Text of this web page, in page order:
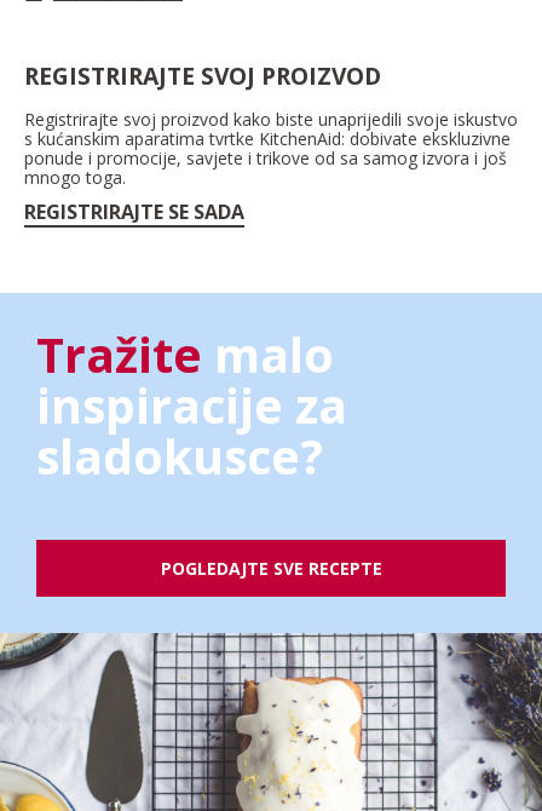
REGISTRIRAJTE SVOJ PROIZVOD
Registrirajte svoj proizvod kako biste unaprijedili svoje iskustvo
s kućanskim aparatima tvrtke KitchenAid: dobivate ekskluzivne
ponude i promocije, savjete i trikove od sa samog izvora i još
mnogo toga.
REGISTRIRAJTE SE SADA
Tražite malo
inspiracije za
sladokusce?
POGLEDAJTE SVE RECEPTE